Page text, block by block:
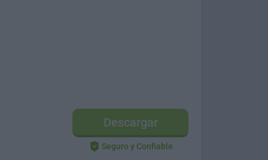
Descargar
Seguro y Confiable